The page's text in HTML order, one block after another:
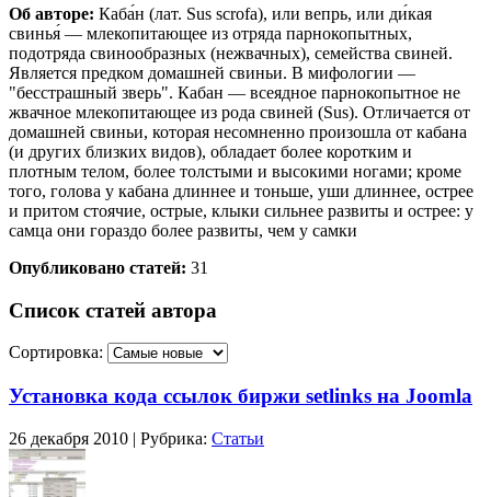
Об авторе: Каба́н (лат. Sus scrofa), или вепрь, или ди́кая
свинья́ — млекопитающее из отряда парнокопытных,
подотряда свинообразных (нежвачных), семейства свиней.
Является предком домашней свиньи. В мифологии —
"бесстрашный зверь". Кабан — всеядное парнокопытное не
жвачное млекопитающее из рода свиней (Sus). Отличается от
домашней свиньи, которая несомненно произошла от кабана
(и других близких видов), обладает более коротким и
плотным телом, более толстыми и высокими ногами; кроме
того, голова у кабана длиннее и тоньше, уши длиннее, острее
и притом стоячие, острые, клыки сильнее развиты и острее: у
самца они гораздо более развиты, чем у самки
Опубликовано статей: 31
Список статей автора
Сортировка:
Установка кода ссылок биржи setlinks на Joomla
26 декабря 2010 | Рубрика: Статьи